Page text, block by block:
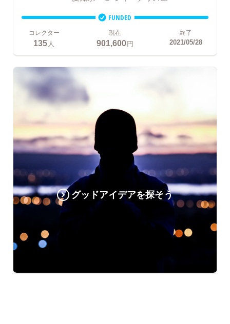
FUNDED
コレクター
135人
現在
901,600円
終了
2021/05/28
グッドアイデアを探そう